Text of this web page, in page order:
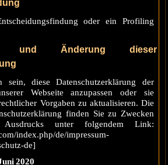
oder ein Profiling
und Änderung dieser
sein, diese Datenschutzerklärung der
Webseite anzupassen oder sie
Vorgaben zu aktualisieren. Die
finden Sie zu Zwecken
unter folgendem Link:
index.php/de/impressum-
de]
2020